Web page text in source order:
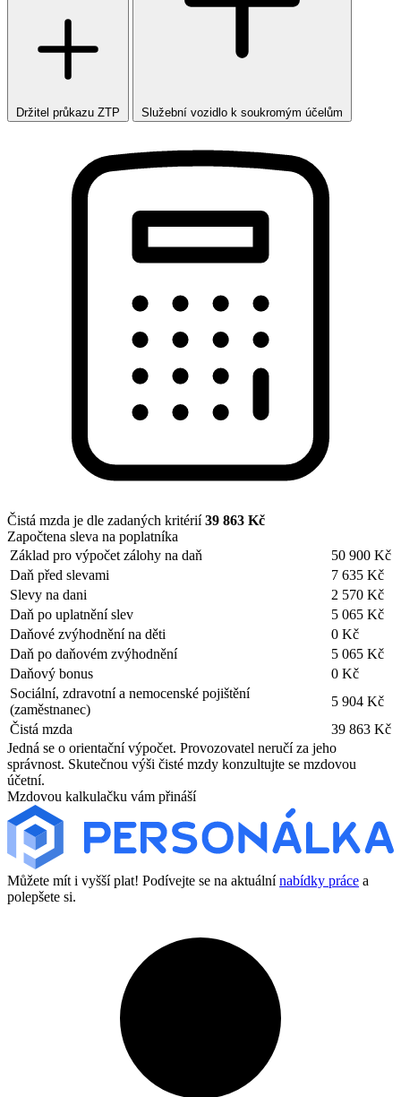
Držitel průkazu ZTP Služební vozidlo k soukromým účelům
Čistá mzda je dle zadaných kritérií39 863 Kč
Započtena sleva na poplatníka
Základ pro výpočet zálohy na daň
50 900 Kč
Daň před slevami
7 635 Kč
Slevy na dani
2 570 Kč
Daň po uplatnění slev
5 065 Kč
Daňové zvýhodnění na děti
0 Kč
Daň po daňovém zvýhodnění
5 065 Kč
Daňový bonus
0 Kč
Sociální, zdravotní a nemocenské pojištění
(zaměstnanec)
5 904 Kč
Čistá mzda
39 863 Kč
Jedná se o orientační výpočet. Provozovatel neručí za jeho
správnost. Skutečnou výši čisté mzdy konzultujte se mzdovou
účetní.
Mzdovou kalkulačku vám přináší
Můžete mít i vyšší plat! Podívejte se na aktuálnínabídky práce a
polepšete si.